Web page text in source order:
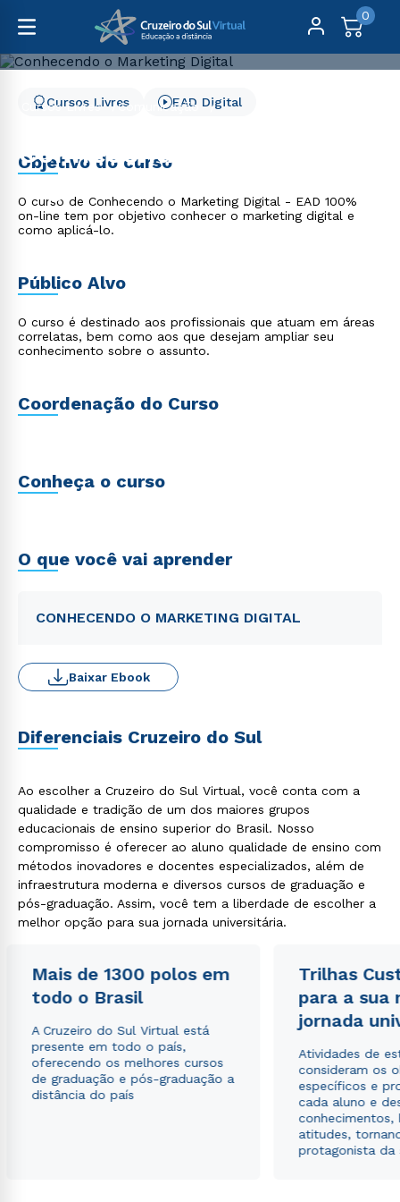
0
Cursos Livres
Comunicação
Conhecendo o Marketing
Digital
Cursos Livres EAD Digital
Objetivo do curso
O curso de Conhecendo o Marketing Digital - EAD 100%
on-line tem por objetivo conhecer o marketing digital e
como aplicá-lo.
Público Alvo
O curso é destinado aos profissionais que atuam em áreas
correlatas, bem como aos que desejam ampliar seu
conhecimento sobre o assunto.
Coordenação do Curso
Conheça o curso
O que você vai aprender
CONHECENDO O MARKETING DIGITAL
Baixar Ebook
Diferenciais Cruzeiro do Sul
Ao escolher a Cruzeiro do Sul Virtual, você conta com a
qualidade e tradição de um dos maiores grupos
educacionais de ensino superior do Brasil. Nosso
compromisso é oferecer ao aluno qualidade de ensino com
métodos inovadores e docentes especializados, além de
infraestrutura moderna e diversos cursos de graduação e
pós-graduação. Assim, você tem a liberdade de escolher a
melhor opção para sua jornada universitária.
Mais de 1300 polos em
todo o Brasil
A Cruzeiro do Sul Virtual está
presente em todo o país,
oferecendo os melhores cursos
de graduação e pós-graduação a
distância do país
Trilhas
para a sua
jornada
Atividades de
consideram os
específicos e
cada aluno e
conhecimentos,
atitudes,
protagonista da